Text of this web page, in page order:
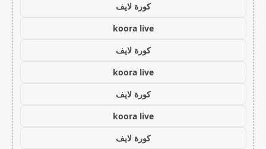
كورة لايف
koora live
كورة لايف
koora live
كورة لايف
koora live
كورة لايف